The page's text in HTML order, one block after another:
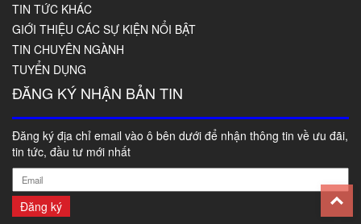
TIN TỨC KHÁC
GIỚI THIỆU CÁC SỰ KIỆN NỔI BẬT
TIN CHUYÊN NGÀNH
TUYỂN DỤNG
ĐĂNG KÝ NHẬN BẢN TIN
Đăng ký địa chỉ email vào ô bên dưới để nhận thông tin về ưu đãi,
tin tức, đầu tư mới nhất
Đăng ký